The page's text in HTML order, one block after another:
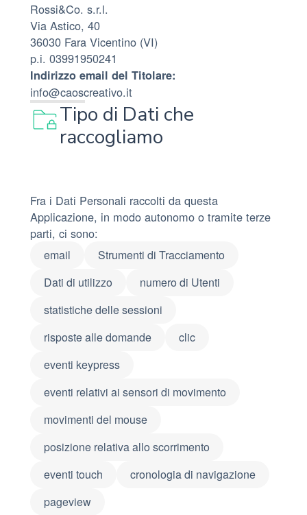
Rossi&Co. s.r.l.
Via Astico, 40
36030 Fara Vicentino (VI)
p.i. 03991950241
Indirizzo email del Titolare:
info@caoscreativo.it
Tipo di Dati che
raccogliamo
Fra i Dati Personali raccolti da questa
Applicazione, in modo autonomo o tramite terze
parti, ci sono:
email
Strumenti di Tracciamento
Dati di utilizzo
numero di Utenti
statistiche delle sessioni
risposte alle domande
clic
eventi keypress
eventi relativi ai sensori di movimento
movimenti del mouse
posizione relativa allo scorrimento
eventi touch
cronologia di navigazione
pageview